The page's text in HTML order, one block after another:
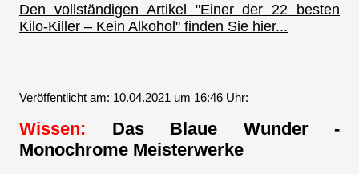
Den vollständigen Artikel "Einer der 22 besten
Kilo-Killer – Kein Alkohol" finden Sie hier...
Veröffentlicht am: 10.04.2021 um 16:46 Uhr:
Wissen: Das Blaue Wunder -
Monochrome Meisterwerke